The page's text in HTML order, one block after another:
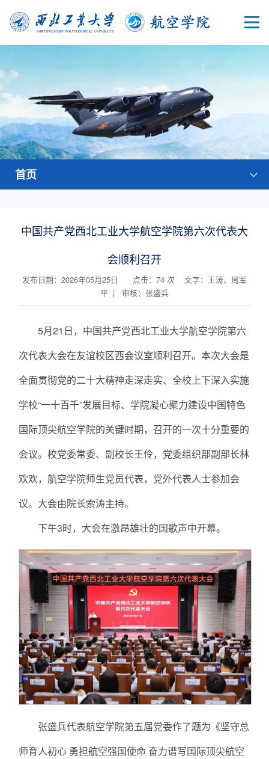
首页
中国共产党西北工业大学航空学院第六次代表大
会顺利召开
发布日期：2026年05月25日 点击： 74 次 文字：王涛、周军
平 | 审核：张盛兵
5月21日，中国共产党西北工业大学航空学院第六
次代表大会在友谊校区西会议室顺利召开。本次大会是
全面贯彻党的二十大精神走深走实、全校上下深入实施
学校“一十百千”发展目标、学院凝心聚力建设中国特色
国际顶尖航空学院的关键时期，召开的一次十分重要的
会议。校党委常委、副校长王伶，党委组织部副部长林
欢欢，航空学院师生党员代表，党外代表人士参加会
议。大会由院长索涛主持。
下午3时，大会在激昂雄壮的国歌声中开幕。
张盛兵代表航空学院第五届党委作了题为《坚守总
师育人初心 勇担航空强国使命 奋力谱写国际顶尖航空